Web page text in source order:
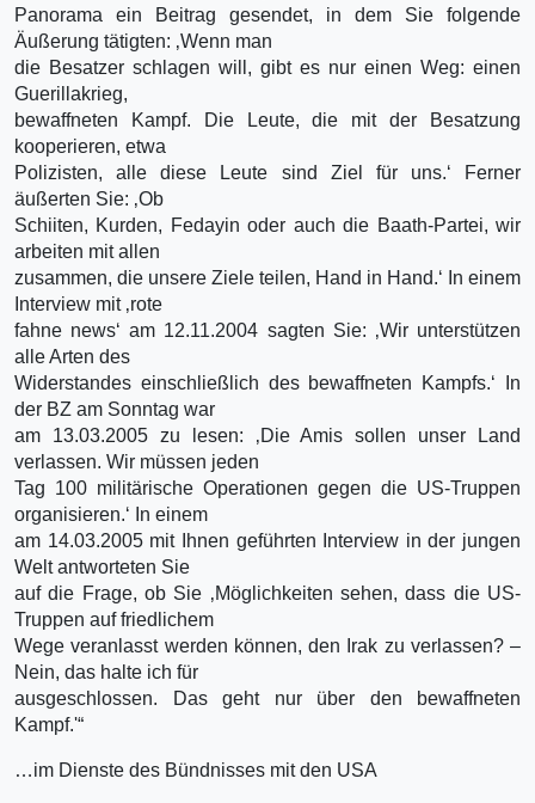
Panorama ein Beitrag gesendet, in dem Sie folgende
Äußerung tätigten: ‚Wenn man
die Besatzer schlagen will, gibt es nur einen Weg: einen
Guerillakrieg,
bewaffneten Kampf. Die Leute, die mit der Besatzung
kooperieren, etwa
Polizisten, alle diese Leute sind Ziel für uns.‘ Ferner
äußerten Sie: ‚Ob
Schiiten, Kurden, Fedayin oder auch die Baath-Partei, wir
arbeiten mit allen
zusammen, die unsere Ziele teilen, Hand in Hand.‘ In einem
Interview mit ‚rote
fahne news‘ am 12.11.2004 sagten Sie: ‚Wir unterstützen
alle Arten des
Widerstandes einschließlich des bewaffneten Kampfs.‘ In
der BZ am Sonntag war
am 13.03.2005 zu lesen: ‚Die Amis sollen unser Land
verlassen. Wir müssen jeden
Tag 100 militärische Operationen gegen die US-Truppen
organisieren.‘ In einem
am 14.03.2005 mit Ihnen geführten Interview in der jungen
Welt antworteten Sie
auf die Frage, ob Sie ‚Möglichkeiten sehen, dass die US-
Truppen auf friedlichem
Wege veranlasst werden können, den Irak zu verlassen? –
Nein, das halte ich für
ausgeschlossen. Das geht nur über den bewaffneten
Kampf.'“
…im Dienste des Bündnisses mit den USA